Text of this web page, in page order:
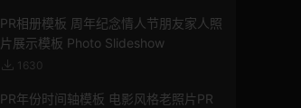
PR相册模板 周年纪念情人节朋友家人照
片展示模板 Photo Slideshow
1630
PR年份时间轴模板 电影风格老照片PR